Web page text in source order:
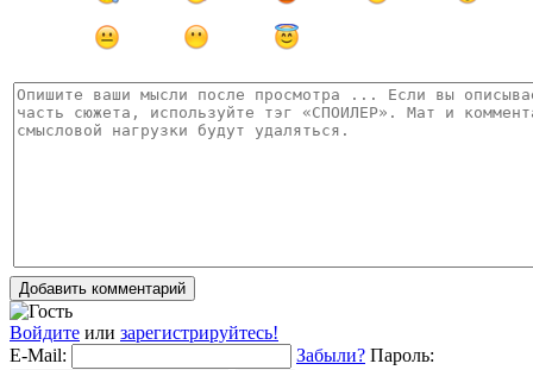
Добавить комментарий
Войдите или зарегистрируйтесь!
E-Mail:
Забыли? Пароль: